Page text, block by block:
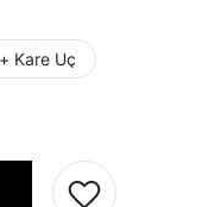
Kare Uç